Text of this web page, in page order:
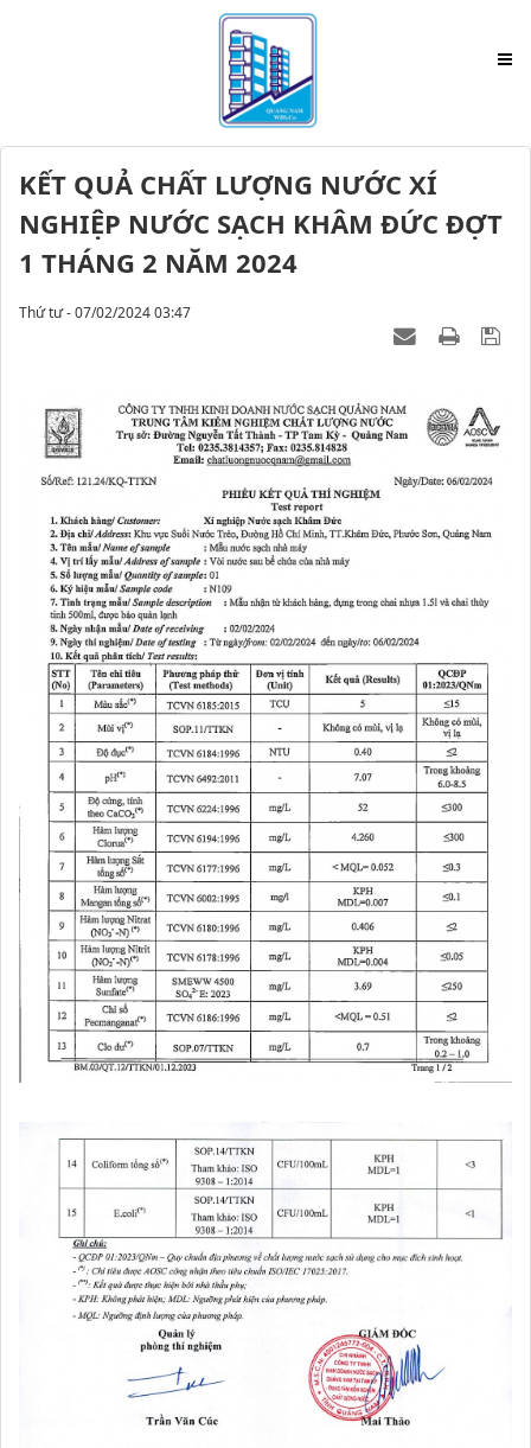
KẾT QUẢ CHẤT LƯỢNG NƯỚC XÍ
NGHIỆP NƯỚC SẠCH KHÂM ĐỨC ĐỢT
1 THÁNG 2 NĂM 2024
Thứ tư - 07/02/2024 03:47